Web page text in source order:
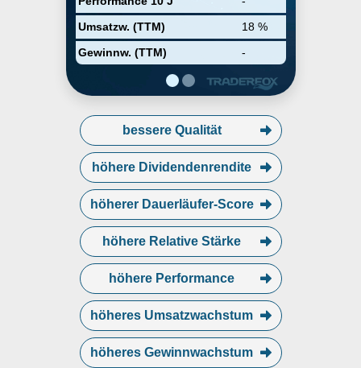
Umsatzw. (TTM)
18 %
Gewinnw. (TTM)
-
bessere Qualität
höhere Dividendenrendite
höherer Dauerläufer-Score
höhere Relative Stärke
höhere Performance
höheres Umsatzwachstum
höheres Gewinnwachstum